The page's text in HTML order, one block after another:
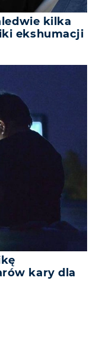
kilka
ekshumacji
kary dla